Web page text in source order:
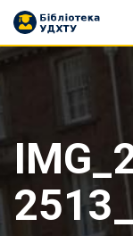
Skip
content